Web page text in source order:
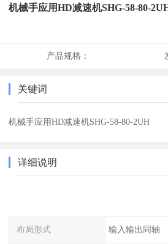
机械手应用HD减速机SHG-58-80-
产品规格：
关键词
机械手应用HD减速机SHG-58-80-2UH
详细说明
布局形式 输入输出同轴